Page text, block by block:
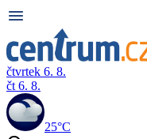
čtvrtek 6. 8.
čt 6. 8.
25°C